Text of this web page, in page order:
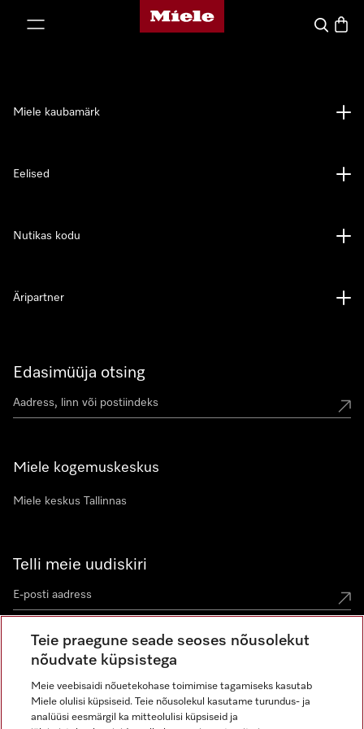
Miele avaleht
Search
Edasimüüja otsing
Miele kogemuskeskus
Miele keskus Tallinnas
Telli meie uudiskiri
Miele kaubamärk
Eelised
Nutikas kodu
Äripartner
Miele Instagramis
Miele Facebookis
Miele Youtube'is
Teie praegune seade seoses nõusolekut
nõudvate küpsistega
Meie veebisaidi nõuetekohase toimimise tagamiseks kasutab
Miele olulisi küpsiseid. Teie nõusolekul kasutame turundus- ja
analüüsi eesmärgil ka mitteolulisi küpsiseid ja